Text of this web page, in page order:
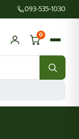
093-535-1030
0